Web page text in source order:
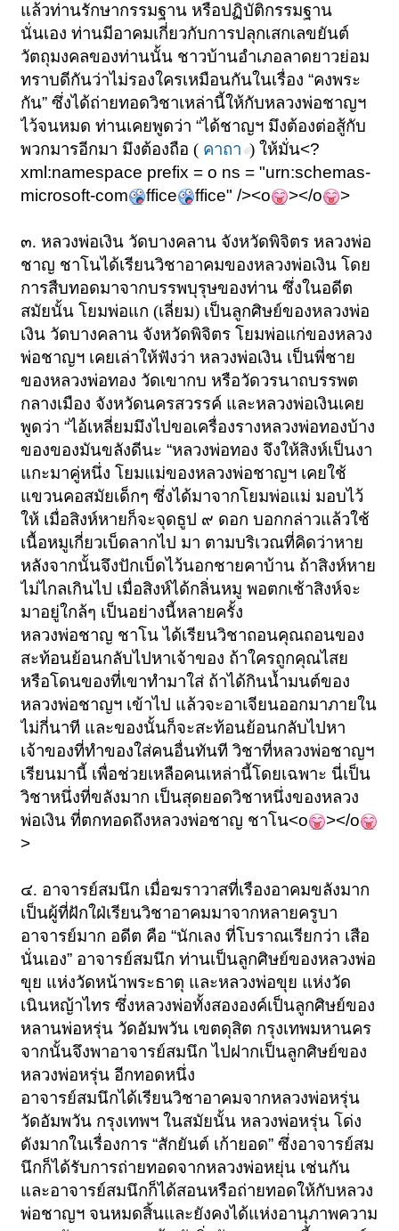
แล้วท่านรักษากรรมฐาน หรือปฏิบัติกรรมฐาน
นั่นเอง ท่านมีอาคมเกี่ยวกับการปลุกเสกเลขยันต์
วัตถุมงคลของท่านนั้น ชาวบ้านอำเภอลาดยาวย่อม
ทราบดีกันว่าไม่รองใครเหมือนกันในเรื่อง“คงพระ
กัน”ซึ่งได้ถ่ายทอดวิชาเหล่านี้ให้กับหลวงพ่อชาญฯ
ไว้จนหมด ท่านเคยพูดว่า“ได้ชาญฯ มึงต้องต่อสู้กับ
พวกมารอีกมา มึงต้องถือ ( คาถา ) ให้มั่น<?
xml:namespace prefix = o ns = "urn:schemas-
microsoft-com
ffice ffice" /><o ></o >
๓. หลวงพ่อเงิน วัดบางคลาน จังหวัดพิจิตร หลวงพ่อ
ชาญ ชาโนได้เรียนวิชาอาคมของหลวงพ่อเงิน โดย
การสืบทอดมาจากบรรพบุรุษของท่าน ซึ่งในอดีต
สมัยนั้น โยมพ่อแก (เลี่ยม) เป็นลูกศิษย์ของหลวงพ่อ
เงิน วัดบางคลาน จังหวัดพิจิตร โยมพ่อแก่ของหลวง
พ่อชาญฯ เคยเล่าให้ฟังว่า หลวงพ่อเงิน เป็นพี่ชาย
ของหลวงพ่อทอง วัดเขากบ หรือวัดวรนาถบรรพต
กลางเมือง จังหวัดนครสวรรค์ และหลวงพ่อเงินเคย
พูดว่า“ไอ้เหลี่ยมมึงไปขอเครื่องรางหลวงพ่อทองบ้าง
ของของมันขลังดีนะ“หลวงพ่อทอง จึงให้สิงห์เป็นงา
แกะมาคู่หนึ่ง โยมแม่ของหลวงพ่อชาญฯ เคยใช้
แขวนคอสมัยเด็กๆ ซึ่งได้มาจากโยมพ่อแม่ มอบไว้
ให้ เมื่อสิงห์หายก็จะจุดธูป ๙ ดอก บอกกล่าวแล้วใช้
เนื้อหมูเกี่ยวเบ็ดลากไป มา ตามบริเวณที่คิดว่าหาย
หลังจากนั้นจึงปักเบ็ดไว้นอกชายคาบ้าน ถ้าสิงห์หาย
ไม่ไกลเกินไป เมื่อสิงห์ได้กลิ่นหมู พอตกเช้าสิงห์จะ
มาอยู่ใกล้ๆ เป็นอย่างนี้หลายครั้ง
หลวงพ่อชาญ ชาโน ได้เรียนวิชาถอนคุณถอนของ
สะท้อนย้อนกลับไปหาเจ้าของ ถ้าใครถูกคุณไสย
หรือโดนของที่เขาทำมาใส่ ถ้าได้กินน้ำมนต์ของ
หลวงพ่อชาญฯ เข้าไป แล้วจะอาเจียนออกมาภายใน
ไม่กี่นาที และของนั้นก็จะสะท้อนย้อนกลับไปหา
เจ้าของที่ทำของใส่คนอื่นทันที วิชาที่หลวงพ่อชาญฯ
เรียนมานี้ เพื่อช่วยเหลือคนเหล่านี้โดยเฉพาะ นี่เป็น
วิชาหนึ่งที่ขลังมาก เป็นสุดยอดวิชาหนึ่งของหลวง
พ่อเงิน ที่ตกทอดถึงหลวงพ่อชาญ ชาโน<o
></o
>
๔. อาจารย์สมนึก เมื่อฆราวาสที่เรืองอาคมขลังมาก
เป็นผู้ที่ฝักใฝ่เรียนวิชาอาคมมาจากหลายครูบา
อาจารย์มาก อดีต คือ“นักเลง ที่โบราณเรียกว่า เสือ
นั่นเอง” อาจารย์สมนึก ท่านเป็นลูกศิษย์ของหลวงพ่อ
ขุย แห่งวัดหน้าพระธาตุ และหลวงพ่อขุย แห่งวัด
เนินหญ้าไทร ซึ่งหลวงพ่อทั้งสององค์เป็นลูกศิษย์ของ
หลานพ่อหรุ่น วัดอัมพวัน เขตดุสิต กรุงเทพมหานคร
จากนั้นจึงพาอาจารย์สมนึก ไปฝากเป็นลูกศิษย์ของ
หลวงพ่อหรุ่น อีกทอดหนึ่ง
อาจารย์สมนึกได้เรียนวิชาอาคมจากหลวงพ่อหรุ่น
วัดอัมพวัน กรุงเทพฯ ในสมัยนั้น หลวงพ่อหรุ่น โด่ง
ดังมากในเรื่องการ“สักยันต์ เก้ายอด”ซึ่งอาจารย์สม
นึกก็ได้รับการถ่ายทอดจากหลวงพ่อหยุ่น เช่นกัน
และอาจารย์สมนึกก็ได้สอนหรือถ่ายทอดให้กับหลวง
พ่อชาญฯ จนหมดสิ้นและยังคงได้แห่งอานุภาพความ